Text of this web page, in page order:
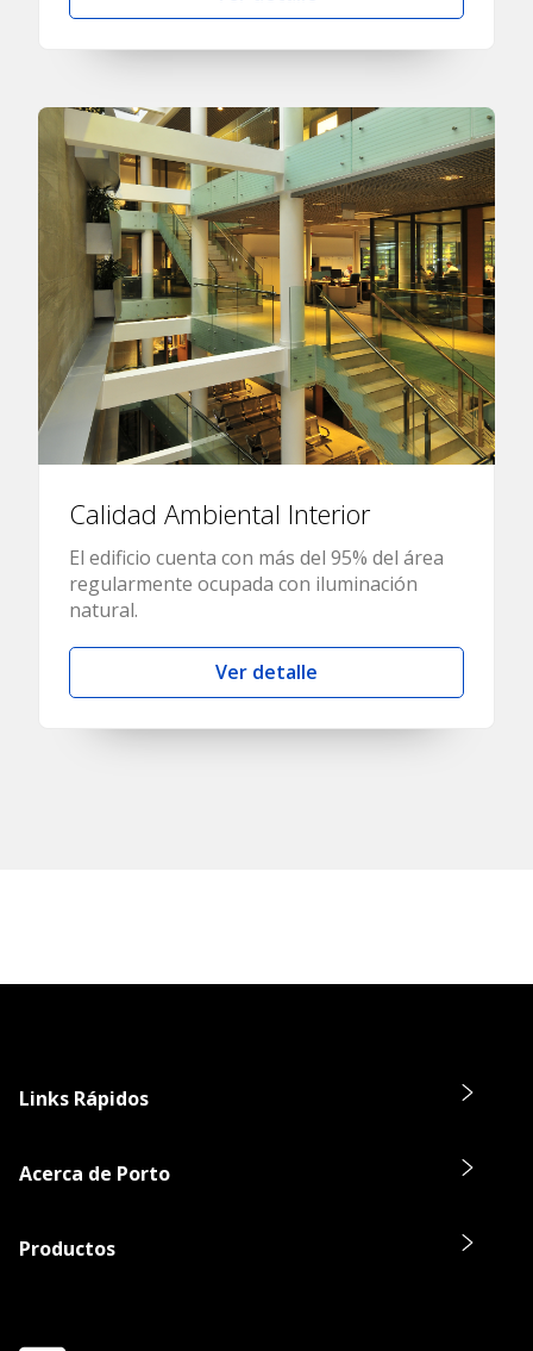
Calidad Ambiental Interior
El edificio cuenta con más del 95% del área
regularmente ocupada con iluminación
natural.
Ver detalle
Links Rápidos
Acerca de Porto
Productos